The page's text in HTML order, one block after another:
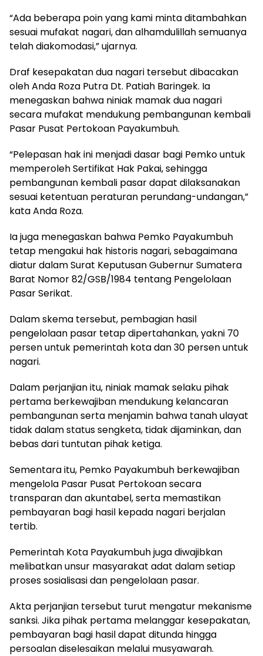
“Ada beberapa poin yang kami minta ditambahkan
sesuai mufakat nagari, dan alhamdulillah semuanya
telah diakomodasi,” ujarnya.
Draf kesepakatan dua nagari tersebut dibacakan
oleh Anda Roza Putra Dt. Patiah Baringek. Ia
menegaskan bahwa niniak mamak dua nagari
secara mufakat mendukung pembangunan kembali
Pasar Pusat Pertokoan Payakumbuh.
“Pelepasan hak ini menjadi dasar bagi Pemko untuk
memperoleh Sertifikat Hak Pakai, sehingga
pembangunan kembali pasar dapat dilaksanakan
sesuai ketentuan peraturan perundang-undangan,”
kata Anda Roza.
Ia juga menegaskan bahwa Pemko Payakumbuh
tetap mengakui hak historis nagari, sebagaimana
diatur dalam Surat Keputusan Gubernur Sumatera
Barat Nomor 82/GSB/1984 tentang Pengelolaan
Pasar Serikat.
Dalam skema tersebut, pembagian hasil
pengelolaan pasar tetap dipertahankan, yakni 70
persen untuk pemerintah kota dan 30 persen untuk
nagari.
Dalam perjanjian itu, niniak mamak selaku pihak
pertama berkewajiban mendukung kelancaran
pembangunan serta menjamin bahwa tanah ulayat
tidak dalam status sengketa, tidak dijaminkan, dan
bebas dari tuntutan pihak ketiga.
Sementara itu, Pemko Payakumbuh berkewajiban
mengelola Pasar Pusat Pertokoan secara
transparan dan akuntabel, serta memastikan
pembayaran bagi hasil kepada nagari berjalan
tertib.
Pemerintah Kota Payakumbuh juga diwajibkan
melibatkan unsur masyarakat adat dalam setiap
proses sosialisasi dan pengelolaan pasar.
Akta perjanjian tersebut turut mengatur mekanisme
sanksi. Jika pihak pertama melanggar kesepakatan,
pembayaran bagi hasil dapat ditunda hingga
persoalan diselesaikan melalui musyawarah.